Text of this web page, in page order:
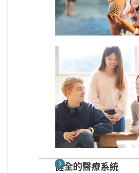
健全的醫療系統